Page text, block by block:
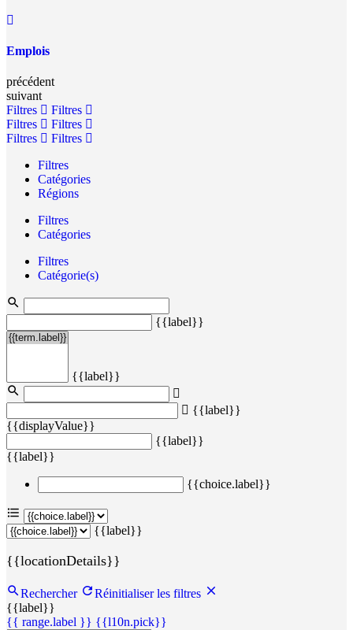
Emplois
précédent
suivant
Filtres
Filtres
Filtres
Filtres
Filtres
Filtres
Filtres
Catégories
Régions
Filtres
Catégories
Filtres
Catégorie(s)
{{label}}
{{label}}
{{label}}
{{displayValue}}
{{label}}
{{label}}
{{choice.label}}
{{label}}
{{locationDetails}}
Rechercher
Réinitialiser les filtres
{{label}}
{{ range.label }} {{l10n.pick}}